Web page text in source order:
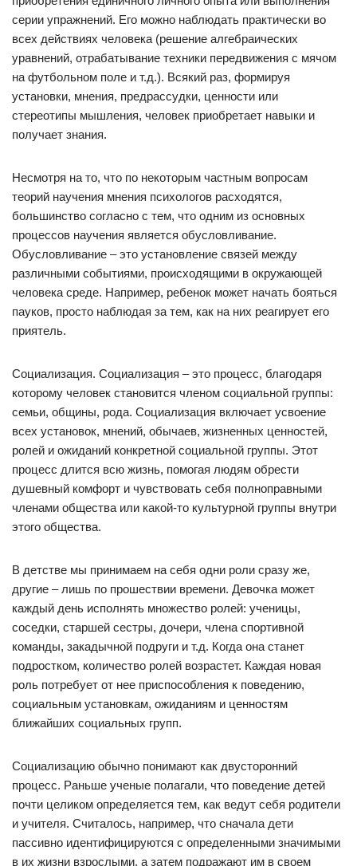
серии упражнений. Его можно наблюдать практически во
всех действиях человека (решение алгебраических
уравнений, отрабатывание техники передвижения с мячом
на футбольном поле и т.д.). Всякий раз, формируя
установки, мнения, предрассудки, ценности или
стереотипы мышления, человек приобретает навыки и
получает знания.
Несмотря на то, что по некоторым частным вопросам
теорий научения мнения психологов расходятся,
большинство согласно с тем, что одним из основных
процессов научения является обусловливание.
Обусловливание – это установление связей между
различными событиями, происходящими в окружающей
человека среде. Например, ребенок может начать бояться
пауков, просто наблюдая за тем, как на них реагирует его
приятель.
Социализация. Социализация – это процесс, благодаря
которому человек становится членом социальной группы:
семьи, общины, рода. Социализация включает усвоение
всех установок, мнений, обычаев, жизненных ценностей,
ролей и ожиданий конкретной социальной группы. Этот
процесс длится всю жизнь, помогая людям обрести
душевный комфорт и чувствовать себя полноправными
членами общества или какой-то культурной группы внутри
этого общества.
В детстве мы принимаем на себя одни роли сразу же,
другие – лишь по прошествии времени. Девочка может
каждый день исполнять множество ролей: ученицы,
соседки, старшей сестры, дочери, члена спортивной
команды, закадычной подруги и т.д. Когда она станет
подростком, количество ролей возрастет. Каждая новая
роль потребует от нее приспособления к поведению,
социальным установкам, ожиданиям и ценностям
ближайших социальных групп.
Социализацию обычно понимают как двусторонний
процесс. Раньше ученые полагали, что поведение детей
почти целиком определяется тем, как ведут себя родители
и учителя. Считалось, например, что сначала дети
пассивно идентифицируются с определенными значимыми
в их жизни взрослыми, а затем подражают им в своем